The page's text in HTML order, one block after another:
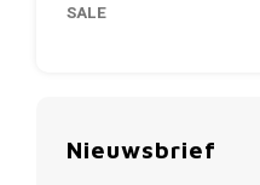
SALE
Nieuwsbrief